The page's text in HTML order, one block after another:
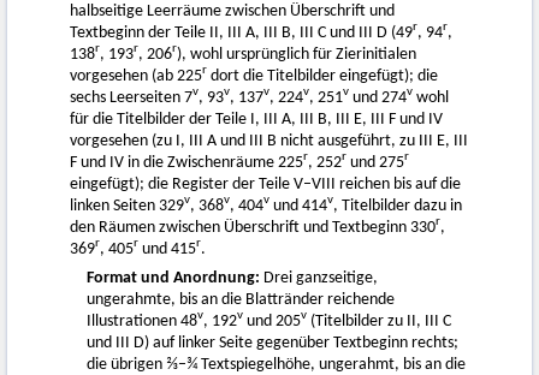
halbseitige Leerräume zwischen Überschrift und
Textbeginn der Teile II, III A, III B, III C und III D (49r, 94r,
138r, 193r, 206r), wohl ursprünglich für Zierinitialen
vorgesehen (ab 225r dort die Titelbilder eingefügt); die
sechs Leerseiten 7v, 93v, 137v, 224v, 251v und 274v wohl
für die Titelbilder der Teile I, III A, III B, III E, III F und IV
vorgesehen (zu I, III A und III B nicht ausgeführt, zu III E, III
F und IV in die Zwischenräume 225r, 252r und 275r
eingefügt); die Register der Teile V–VIII reichen bis auf die
linken Seiten 329v, 368v, 404v und 414v, Titelbilder dazu in
den Räumen zwischen Überschrift und Textbeginn 330r,
369r, 405r und 415r.
Format und Anordnung: Drei ganzseitige,
ungerahmte, bis an die Blattränder reichende
Illustrationen 48v, 192v und 205v (Titelbilder zu II, III C
und III D) auf linker Seite gegenüber Textbeginn rechts;
die übrigen ⅔–¾ Textspiegelhöhe, ungerahmt, bis an die